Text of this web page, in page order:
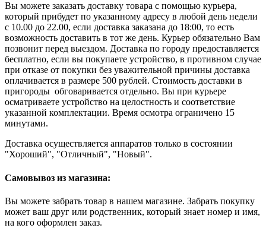
Вы можете заказать доставку товара с помощью курьера,
который прибудет по указанному адресу в любой день недели
с 10.00 до 22.00, если доставка заказана до 18:00, то есть
возможность доставить в тот же день. Курьер обязательно Вам
позвонит перед выездом. Доставка по городу предоставляется
бесплатно, если вы покупаете устройство, в противном случае
при отказе от покупки без уважительной причины доставка
оплачивается в размере 500 рублей. Стоимость доставки в
пригороды обговаривается отдельно. Вы при курьере
осматриваете устройство на целостность и соответствие
указанной комплектации. Время осмотра ограничено 15
минутами.
Доставка осуществляется аппаратов только в состоянии
"Хороший", "Отличный", "Новый".
Самовывоз из магазина:
Вы можете забрать товар в нашем магазине. Забрать покупку
может ваш друг или родственник, который знает номер и имя,
на кого оформлен заказ.